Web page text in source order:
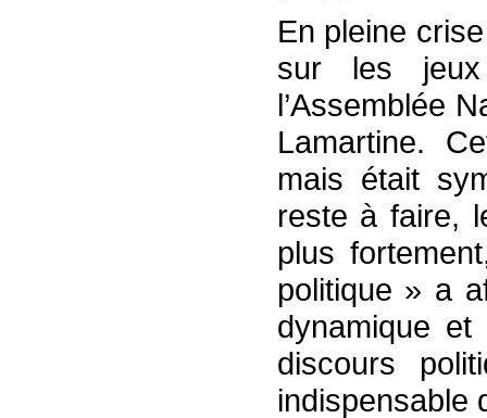
En pleine
sur les
l’Assemblée
Lamartine.
mais était
reste à faire,
plus
politique » a
dynamique
discours
indispensable